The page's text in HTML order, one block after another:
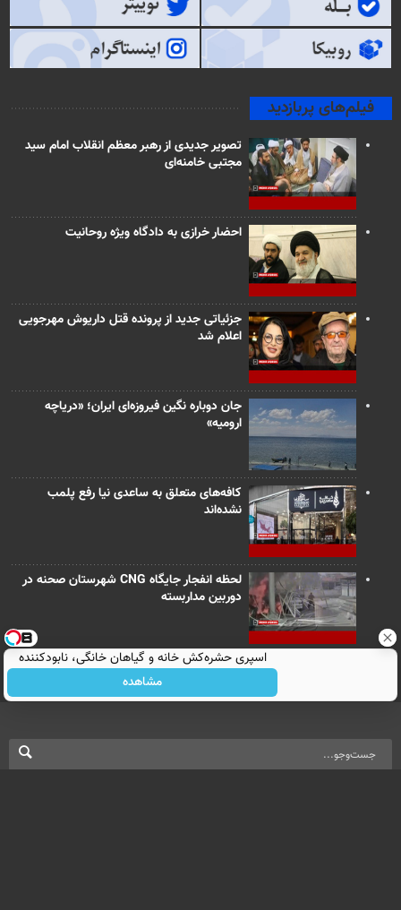
فیلم‌های پربازدید
تصویر جدیدی از رهبر معظم انقلاب امام سید
مجتبی خامنه‌ای
احضار خرازی به دادگاه ویژه روحانیت
جزئیاتی جدید از پرونده قتل داریوش مهرجویی
اعلام شد
جان دوباره نگین فیروزه‌ای ایران؛ «دریاچه
ارومیه»
کافه‌های متعلق به ساعدی نیا رفع پلمب
نشده‌اند
لحظه انفجار جایگاه CNG شهرستان صحنه در
دوربین مداربسته
اسپری حشره‌کش خانه و گیاهان خانگی، نابودکننده
انواع حشرات خانگی و آفات
مشاهده